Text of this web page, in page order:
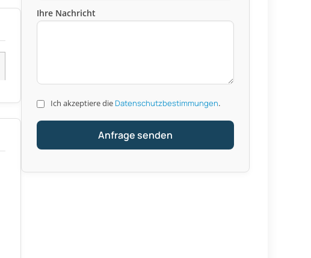
Ihre Nachricht
Ich akzeptiere die Datenschutzbestimmungen.
Anfrage senden